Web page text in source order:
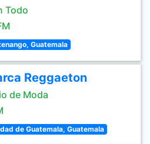
Todo
Guatemala
Reggaeton
de Moda
de Guatemala, Guatemala